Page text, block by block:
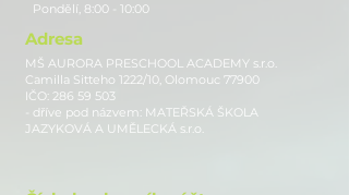
Pondělí, 8:00 - 10:00
Adresa
MŠ AURORA PRESCHOOL ACADEMY s.r.o.
Camilla Sitteho 1222/10, Olomouc 77900
IČO: 286 59 503
- dříve pod názvem: MATEŘSKÁ ŠKOLA
JAZYKOVÁ A UMĚLECKÁ s.r.o.